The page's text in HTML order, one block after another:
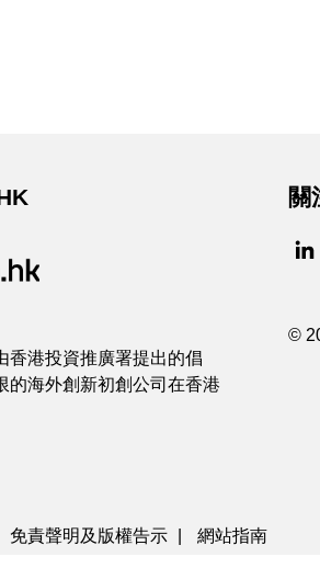
香港投資推廣署提出的倡
的海外創新初創公司在香港
關
©
免責聲明及版權告示 | 網站指南